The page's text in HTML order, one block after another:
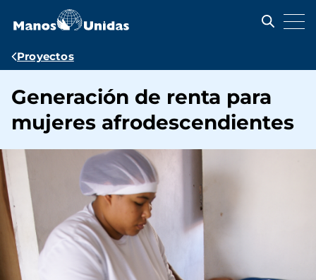
contenido
Ruta
navegación
Proyectos
Generación de renta para
mujeres afrodescendientes